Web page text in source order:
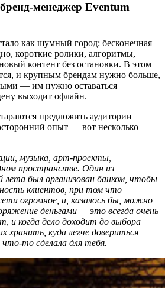
менеджер Eventum
как шумный город: бесконечная
короткие ролики, алгоритмы,
контент без остановки. В этом
и крупным брендам нужно больше,
— им нужно оставаться
выходит офлайн.
предложить аудитории
опыт — вот несколько
музыка, арт-проекты,
пространстве. Один из
лета был организован банком, чтобы
клиентов, при том что
огромное, и, казалось бы, можно
деньгами — это всегда очень
и когда дело доходит до выбора
хранить, куда легче довериться
то сделала для тебя.